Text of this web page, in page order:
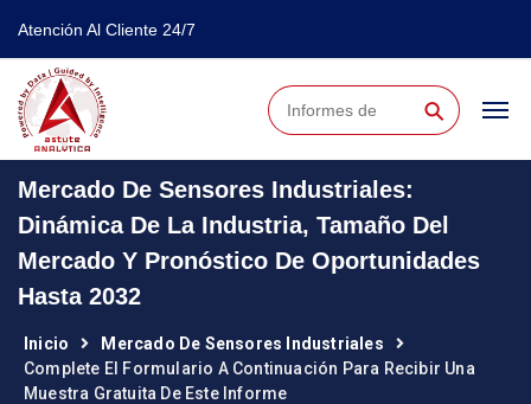
Atención Al Cliente 24/7
⚲
Mercado De Sensores Industriales:
Dinámica De La Industria, Tamaño Del
Mercado Y Pronóstico De Oportunidades
Hasta 2032
Inicio
Mercado De Sensores Industriales
Complete El Formulario A Continuación Para Recibir Una
Muestra Gratuita De Este Informe